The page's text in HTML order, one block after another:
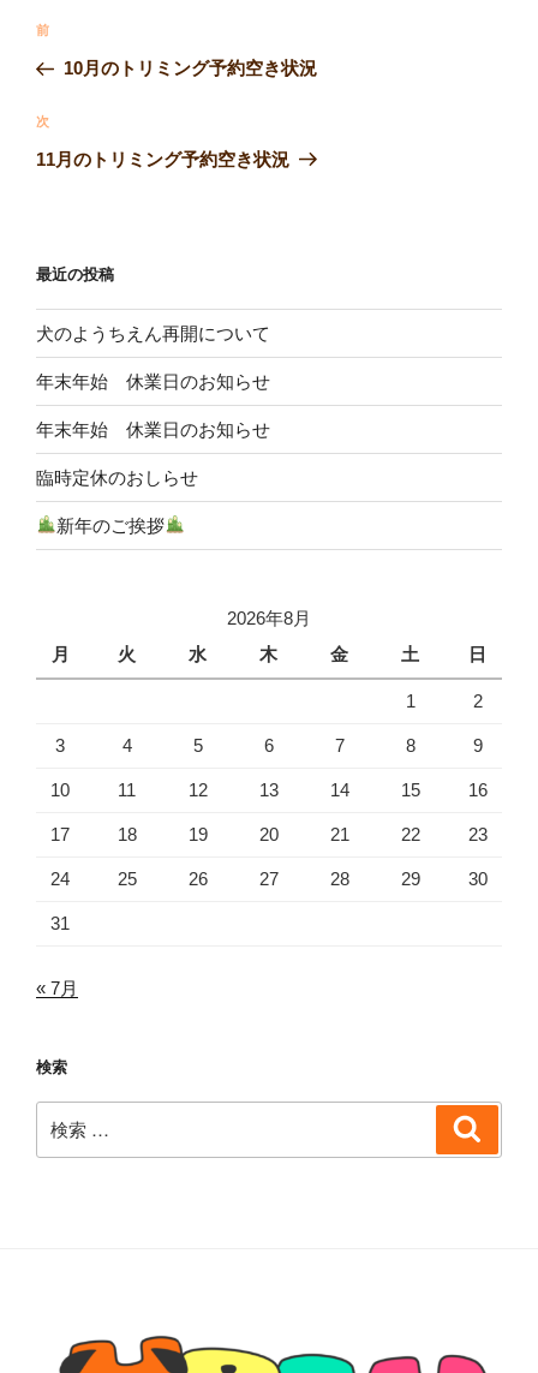
投
ナ
ビ
ゲ
ン
過
去
投
前
10月のトリミング予約空き状況
次
の
次
11月のトリミング予約空き状況
最近の投稿
犬のようちえん再開について
年末年始 休業日のお知らせ
年末年始 休業日のお知らせ
臨時定休のおしらせ
新年のご挨拶
2026年8月
月
火 水 木 金 土 日
1 2
3 4 5 6 7 8 9
10 11 12 13 14 15 16
17 18 19 20 21 22 23
24 25 26 27 28 29 30
31
« 7月
検索
索: